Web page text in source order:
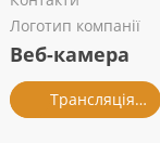
Логотип компанії
Веб-камера
Трансляція із салону